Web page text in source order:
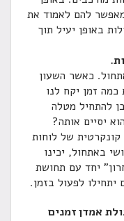
להם לאמוד את
באופן יעיל תוך
כאשר השעון
כמה זמן יקח לנו
להתחיל מטלה
יסיים אותה?
של לוחות
באתחול, יכינו
יחד עם תחושת
לפעול בזמן.
אמדן זמנים